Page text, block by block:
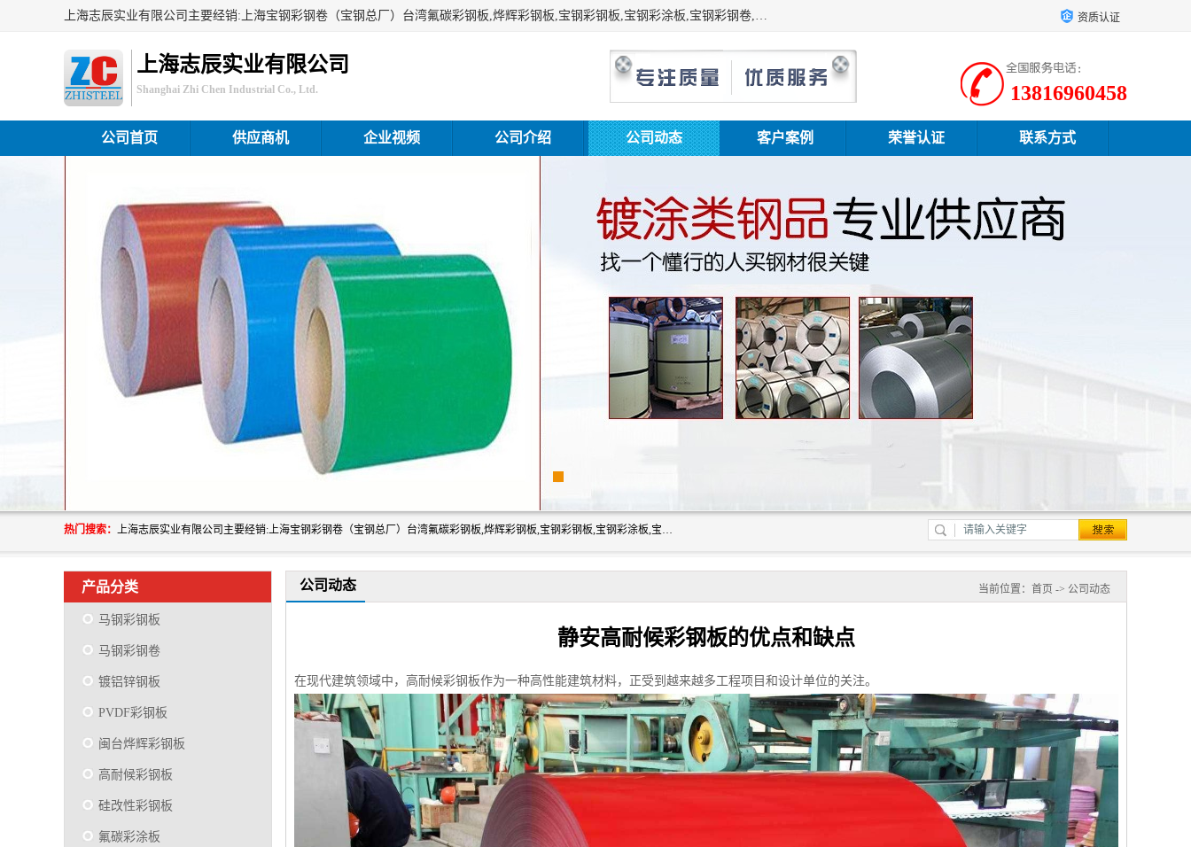
上海志辰实业有限公司主要经销:上海宝钢彩钢卷（宝钢总厂）台湾氟碳彩钢板,烨辉彩钢板,宝钢彩钢板,宝钢彩涂板,宝钢彩钢卷,马钢彩钢板,马钢彩钢卷,镀铝锌钢板,PVDF彩钢板,台湾烨辉彩钢板,高耐候彩钢板,硅改性彩钢板,规格齐全。 资质认证
上海志辰实业有限公司
Shanghai Zhi Chen Industrial Co., Ltd. 13816960458
公司首页 供应商机 企业视频 公司介绍 公司动态 客户案例 荣誉认证 联系方式
热门搜索： 上海志辰实业有限公司主要经销:上海宝钢彩钢卷（宝钢总厂）台湾氟碳彩钢板,烨辉彩钢板,宝钢彩钢板,宝钢彩涂板,宝钢彩钢卷,马钢彩钢板,马钢彩钢卷,镀铝锌钢板,PVDF彩钢板,台湾烨辉彩钢板,高耐候彩钢板,硅改性彩钢板,规格齐全。
产品分类
马钢彩钢板
马钢彩钢卷
镀铝锌钢板
PVDF彩钢板
闽台烨辉彩钢板
高耐候彩钢板
硅改性彩钢板
氟碳彩涂板
公司动态 当前位置： 首页 -> 公司动态
静安高耐候彩钢板的优点和缺点
在现代建筑领域中，高耐候彩钢板作为一种高性能建筑材料，正受到越来越多工程项目和设计单位的关注。